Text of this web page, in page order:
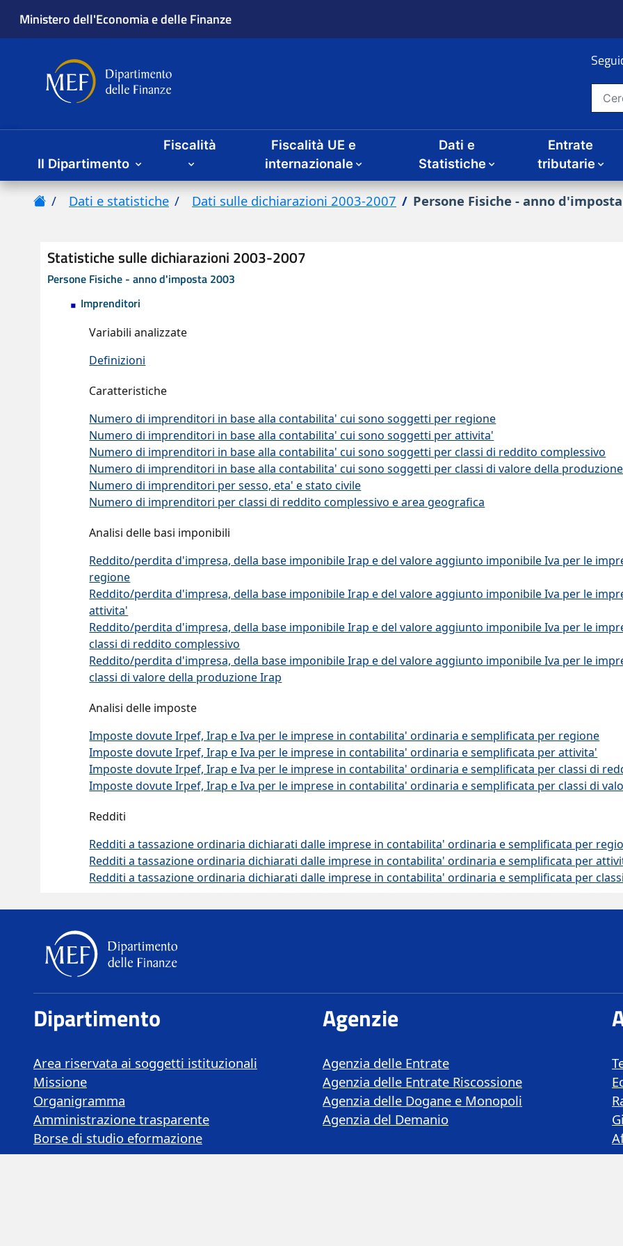
Ministero dell'Economia e delle Finanze
Dipartimento delle Finanze Cerca nel
Menu principale
Il Dipartimento
Fiscalità
Fiscalità UE e
internazionale
Dati e
Statistiche
Entrate
tributarie
Home Dati e statistiche Dati sulle dichiarazioni 2003-2007 Persone Fisiche - anno
Statistiche sulle dichiarazioni 2003-2007
Persone Fisiche - anno d'imposta 2003
Tipo contributo
Imprenditori
Variabili analizzate
Definizioni
Caratteristiche
Numero di imprenditori in base alla contabilita' cui sono soggetti per regione
Numero di imprenditori in base alla contabilita' cui sono soggetti per attivita'
Numero di imprenditori in base alla contabilita' cui sono soggetti per classi di reddito complessivo
Numero di imprenditori in base alla contabilita' cui sono soggetti per classi di valore della
Numero di imprenditori per sesso, eta' e stato civile
Numero di imprenditori per classi di reddito complessivo e area geografica
Analisi delle basi imponibili
Reddito/perdita d'impresa, della base imponibile Irap e del valore aggiunto imponibile Iva per le
regione
Reddito/perdita d'impresa, della base imponibile Irap e del valore aggiunto imponibile Iva per le
attivita'
Reddito/perdita d'impresa, della base imponibile Irap e del valore aggiunto imponibile Iva per le
classi di reddito complessivo
Reddito/perdita d'impresa, della base imponibile Irap e del valore aggiunto imponibile Iva per le
classi di valore della produzione Irap
Analisi delle imposte
Imposte dovute Irpef, Irap e Iva per le imprese in contabilita' ordinaria e semplificata per regione
Imposte dovute Irpef, Irap e Iva per le imprese in contabilita' ordinaria e semplificata per attivita'
Imposte dovute Irpef, Irap e Iva per le imprese in contabilita' ordinaria e semplificata per classi di
Imposte dovute Irpef, Irap e Iva per le imprese in contabilita' ordinaria e semplificata per classi di
Redditi
Redditi a tassazione ordinaria dichiarati dalle imprese in contabilita' ordinaria e semplificata per
Redditi a tassazione ordinaria dichiarati dalle imprese in contabilita' ordinaria e semplificata per
Redditi a tassazione ordinaria dichiarati dalle imprese in contabilita' ordinaria e semplificata per
Dipartimento delle Finanze
Dipartimento
Area riservata ai soggetti istituzionali
Missione
Organigramma
Amministrazione trasparente
Borse di studio eformazione
Agenzie
Agenzia delle Entrate
Agenzia delle Entrate Riscossione
Agenzia delle Dogane e Monopoli
Agenzia del Demanio